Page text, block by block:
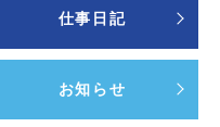
仕事日記
お知らせ